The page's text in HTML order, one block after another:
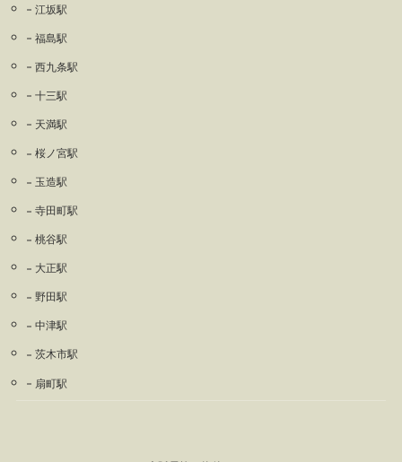
江坂駅
福島駅
西九条駅
十三駅
天満駅
桜ノ宮駅
玉造駅
寺田町駅
桃谷駅
大正駅
野田駅
中津駅
茨木市駅
扇町駅